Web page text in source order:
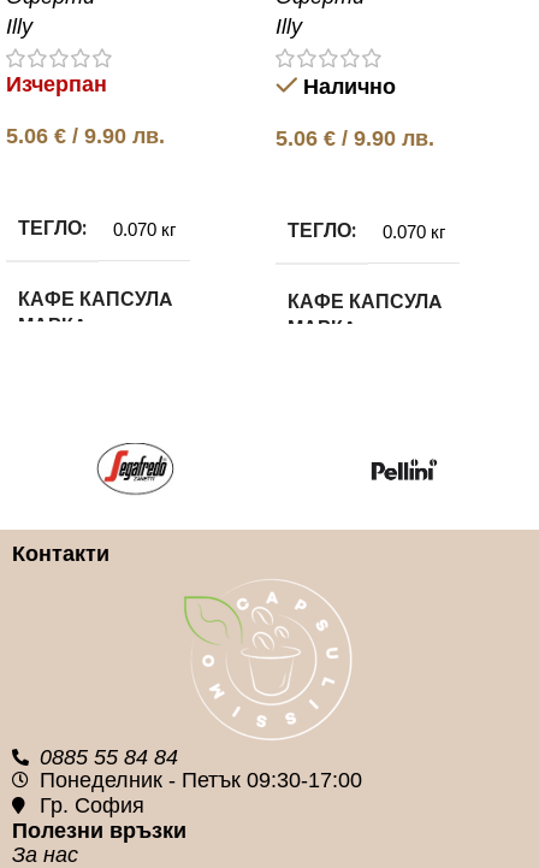
Illy
Изчерпан
5.06 € / 9.90 лв.
ТЕГЛО 0.070 кг
КАФЕ КАПСУЛA
МАРКA
КАФЕ КАПСУЛА ВИД
Illy
Налично
5.06 € / 9.90 лв.
ТЕГЛО 0.070 кг
КАФЕ КАПСУЛA
МАРКA
КАФЕ КАПСУЛА ВИД
100% Арабика
КАФЕ КАПСУЛА
СИСТЕМА
Nespresso
Контакти
0885 55 84 84
Понеделник - Петък 09:30-17:00
Гр. София
Полезни връзки
За нас